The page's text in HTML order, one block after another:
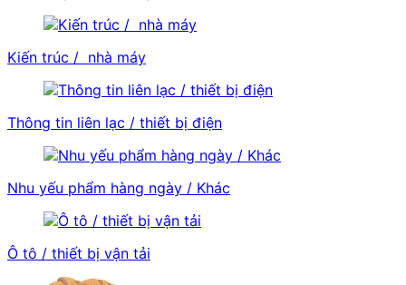
Kiến trúc / nhà máy
Thông tin liên lạc / thiết bị điện
Nhu yếu phẩm hàng ngày / Khác
Ô tô / thiết bị vận tải